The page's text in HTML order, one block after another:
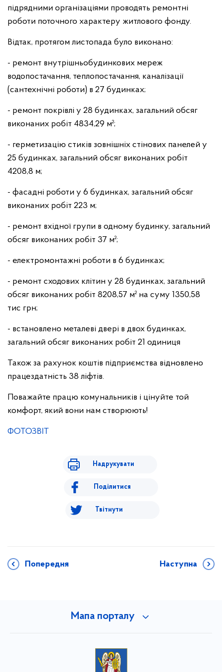
підрядними організаціями проводять ремонтні
роботи поточного характеру житлового фонду.
Відтак, протягом листопада було виконано:
- ремонт внутрішньобудинкових мереж
водопостачання, теплопостачання, каналізації
(сантехнічні роботи) в 27 будинках;
- ремонт покрівлі у 28 будинках, загальний обсяг
виконаних робіт 4834,29 м²;
- герметизацію стиків зовнішніх стінових панелей у
25 будинках, загальний обсяг виконаних робіт
4208,8 м;
- фасадні роботи у 6 будинках, загальний обсяг
виконаних робіт 223 м;
- ремонт вхідної групи в одному будинку, загальний
обсяг виконаних робіт 37 м²;
- електромонтажні роботи в 6 будинках;
- ремонт сходових клітин у 28 будинках, загальний
обсяг виконаних робіт 8208,57 м² на суму 1350,58
тис грн;
- встановлено металеві двері в двох будинках,
загальний обсяг виконаних робіт 21 одиниця
Також за рахунок коштів підприємства відновлено
працездатність 38 ліфтів.
Поважайте працю комунальників і цінуйте той
комфорт, який вони нам створюють!
ФОТОЗВІТ
Надрукувати
Поділитися
Твітнути
Попередня Наступна
Мапа порталу